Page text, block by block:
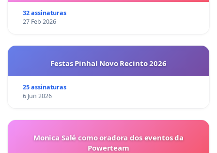
32 assinaturas
27 Feb 2026
Festas Pinhal Novo Recinto 2026
25 assinaturas
6 Jun 2026
Monica Salé como oradora dos eventos da
Powerteam